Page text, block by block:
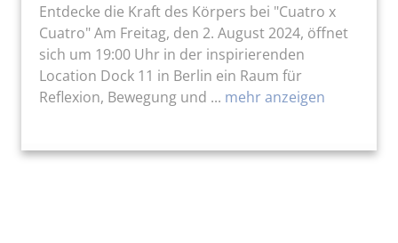
Entdecke die Kraft des Körpers bei "Cuatro x
Cuatro" Am Freitag, den 2. August 2024, öffnet
sich um 19:00 Uhr in der inspirierenden
Location Dock 11 in Berlin ein Raum für
Reflexion, Bewegung und ... mehr anzeigen